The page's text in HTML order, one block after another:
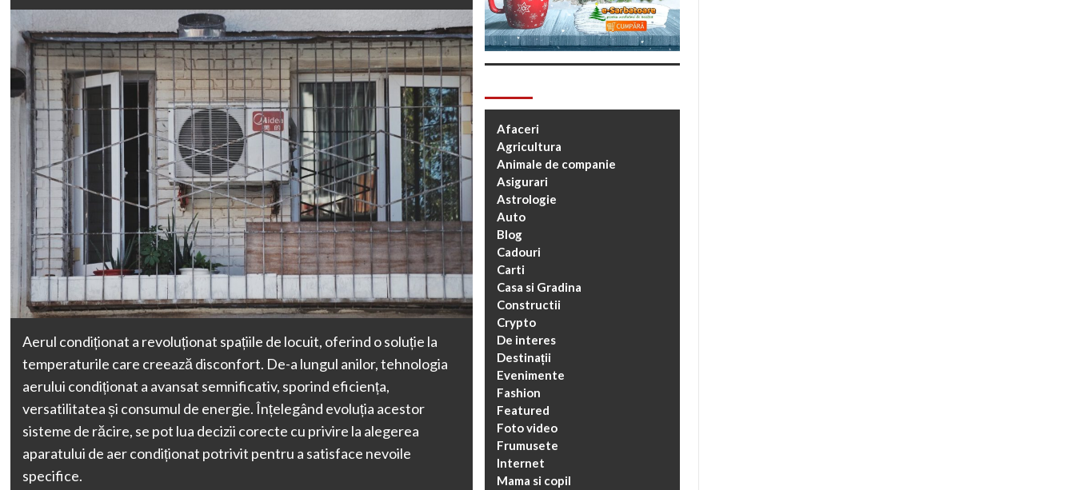
Aerul condiționat a revoluționat spațiile de locuit, oferind o soluție la
temperaturile care creează disconfort. De-a lungul anilor, tehnologia
aerului condiționat a avansat semnificativ, sporind eficiența,
versatilitatea și consumul de energie. Înțelegând evoluția acestor
sisteme de răcire, se pot lua decizii corecte cu privire la alegerea
aparatului de aer condiționat potrivit pentru a satisface nevoile
specifice.
Afaceri
Agricultura
Animale de companie
Asigurari
Astrologie
Auto
Blog
Cadouri
Carti
Casa si Gradina
Constructii
Crypto
De interes
Destinații
Evenimente
Fashion
Featured
Foto video
Frumusete
Internet
Mama si copil